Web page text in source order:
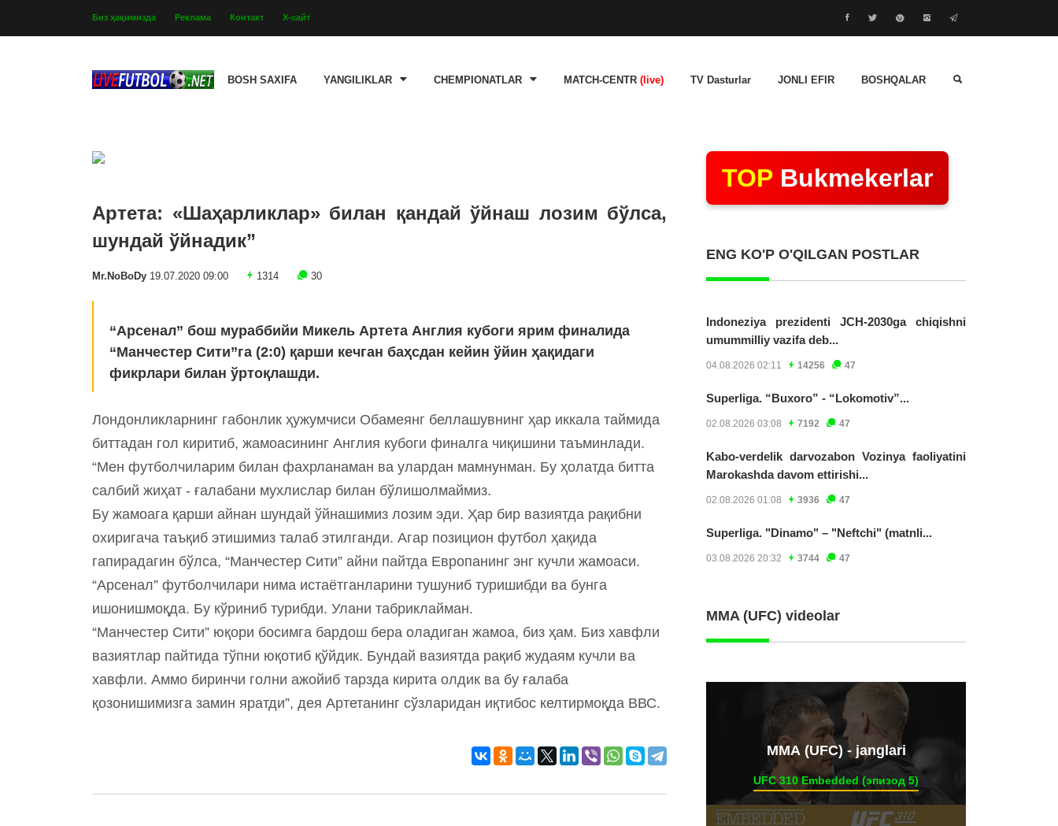
Биз ҳақимизда Реклама Контакт Х-сайт
BOSH SAXIFA YANGILIKLAR CHEMPIONATLAR MATCH-CENTR (live) TV Dasturlar JONLI EFIR BOSHQALAR
Артета: «Шаҳарликлар» билан қандай ўйнаш лозим бўлса,
шундай ўйнадик”
Mr.NoBoDy 19.07.2020 09:00 1314 30
“Арсенал” бош мураббийи Микель Артета Англия кубоги ярим финалида
“Манчестер Сити”га (2:0) қарши кечган баҳсдан кейин ўйин ҳақидаги
фикрлари билан ўртоқлашди.
Лондонликларнинг габонлик ҳужумчиси Обамеянг беллашувнинг ҳар иккала таймида
биттадан гол киритиб, жамоасининг Англия кубоги финалга чиқишини таъминлади.
“Мен футболчиларим билан фахрланаман ва улардан мамнунман. Бу ҳолатда битта
салбий жиҳат - ғалабани мухлислар билан бўлишолмаймиз.
Бу жамоага қарши айнан шундай ўйнашимиз лозим эди. Ҳар бир вазиятда рақибни
охиригача таъқиб этишимиз талаб этилганди. Агар позицион футбол ҳақида
гапирадагин бўлса, “Манчестер Сити” айни пайтда Европанинг энг кучли жамоаси.
“Арсенал” футболчилари нима истаётганларини тушуниб туришибди ва бунга
ишонишмоқда. Бу кўриниб турибди. Улани табриклайман.
“Манчестер Сити” юқори босимга бардош бера оладиган жамоа, биз ҳам. Биз хавфли
вазиятлар пайтида тўпни юқотиб қўйдик. Бундай вазиятда рақиб жудаям кучли ва
хавфли. Аммо биринчи голни ажойиб тарзда кирита олдик ва бу ғалаба
қозонишимизга замин яратди”, дея Артетанинг сўзларидан иқтибос келтирмоқда ВВС.
TOP Bukmekerlar
ENG KO'P O'QILGAN POSTLAR
Indoneziya prezidenti JCH-2030ga chiqishni
umummilliy vazifa deb...
04.08.2026 02:11 14256 47
Superliga. “Buxoro” - “Lokomotiv”...
02.08.2026 03:08 7192 47
Kabo-verdelik darvozabon Vozinya faoliyatini
Marokashda davom ettirishi...
02.08.2026 01:08 3936 47
Superliga. "Dinamo" – "Neftchi" (matnli...
03.08.2026 20:32 3744 47
MMA (UFC) videolar
ММА (UFC) - janglari
UFC 310 Embedded (эпизод 5)